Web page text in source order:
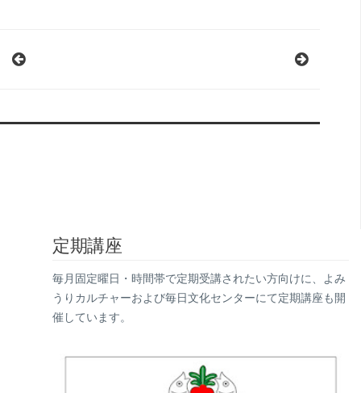
定期講座
毎月固定曜日・時間帯で定期受講されたい方向けに、よみ
うりカルチャーおよび毎日文化センターにて定期講座も開
催しています。